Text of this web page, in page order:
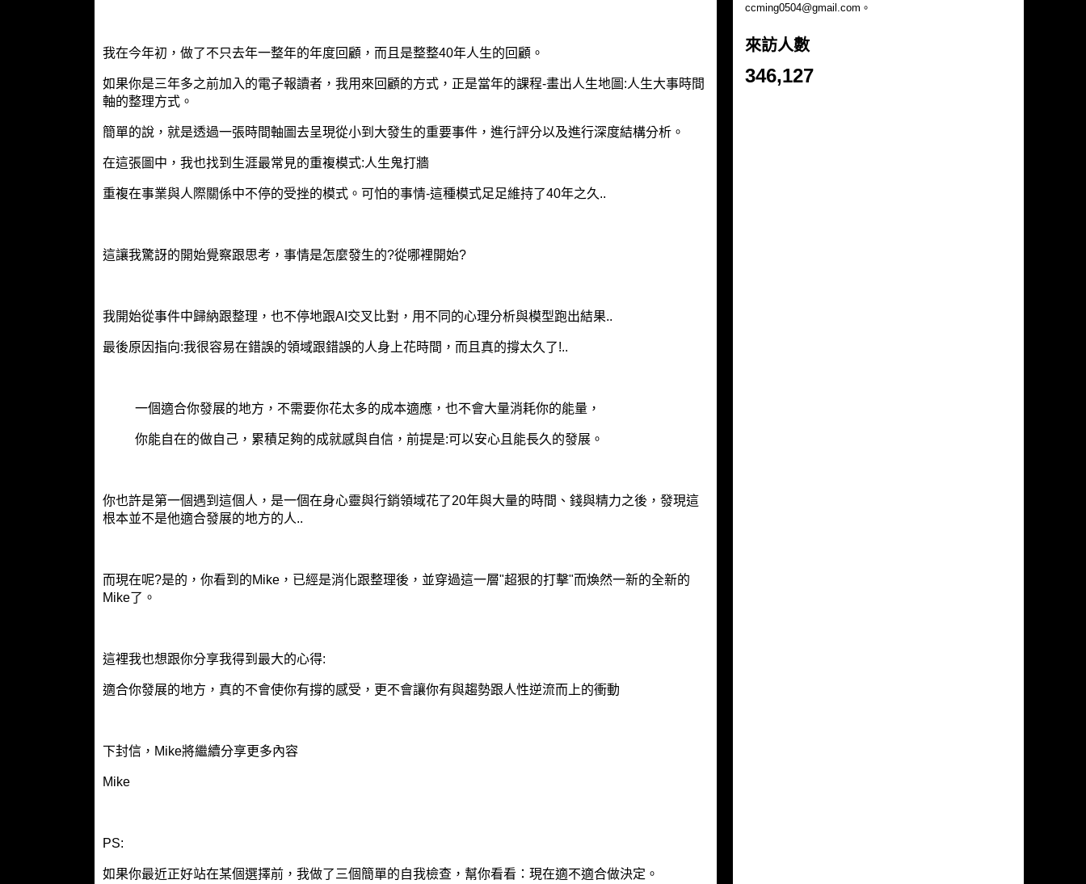
我在今年初，做了不只去年一整年的年度回顧，而且是整整40年人生的回顧。
如果你是三年多之前加入的電子報讀者，我用來回顧的方式，正是當年的課程-畫出人生地圖:人生大事時間
軸的整理方式。
簡單的說，就是透過一張時間軸圖去呈現從小到大發生的重要事件，進行評分以及進行深度結構分析。
在這張圖中，我也找到生涯最常見的重複模式:人生鬼打牆
重複在事業與人際關係中不停的受挫的模式。可怕的事情-這種模式足足維持了40年之久..
這讓我驚訝的開始覺察跟思考，事情是怎麼發生的?從哪裡開始?
我開始從事件中歸納跟整理，也不停地跟AI交叉比對，用不同的心理分析與模型跑出結果..
最後原因指向:我很容易在錯誤的領域跟錯誤的人身上花時間，而且真的撐太久了!..
一個適合你發展的地方，不需要你花太多的成本適應，也不會大量消耗你的能量，
你能自在的做自己，累積足夠的成就感與自信，前提是:可以安心且能長久的發展。
你也許是第一個遇到這個人，是一個在身心靈與行銷領域花了20年與大量的時間、錢與精力之後，發現這
根本並不是他適合發展的地方的人..
而現在呢?是的，你看到的Mike，已經是消化跟整理後，並穿過這一層"超狠的打擊"而煥然一新的全新的
Mike了。
這裡我也想跟你分享我得到最大的心得:
適合你發展的地方，真的不會使你有撐的感受，更不會讓你有與趨勢跟人性逆流而上的衝動
下封信，Mike將繼續分享更多內容
Mike
PS:
如果你最近正好站在某個選擇前，我做了三個簡單的自我檢查，幫你看看：現在適不適合做決定。
ccming0504@gmail.com 。
來訪人數
346,127